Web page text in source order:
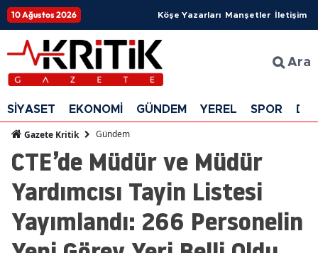
10 Ağustos 2026 Köşe Yazarları Manşetler İletişim
Ara
SİYASET EKONOMİ GÜNDEM YEREL SPOR
Gazete Kritik Gündem
CTE’de Müdür ve Müdür
Yardımcısı Tayin Listesi
Yayımlandı: 266 Personelin